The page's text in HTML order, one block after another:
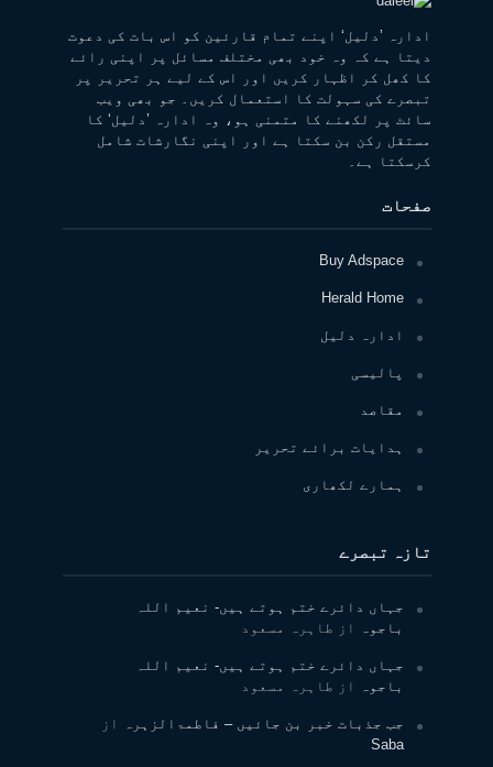
ادارہ ’دلیل‘ اپنے تمام قارئین کو اس بات کی دعوت
دیتا ہے کہ وہ خود بھی مختلف مسائل پر اپنی رائے
کا کھل کر اظہار کریں اور اس کے لیے ہر تحریر پر
تبصرے کی سہولت کا استعمال کریں۔ جو بھی ویب
سائٹ پر لکھنے کا متمنی ہو، وہ ادارہ ’دلیل‘ کا
مستقل رکن بن سکتا ہے اور اپنی نگارشات شامل
کرسکتا ہے۔
صفحات
Buy Adspace
Herald Home
ادارہ دلیل
پالیسی
مقاصد
ہدایات برائے تحریر
ہمارے لکھاری
تازہ تبصرے
جہاں دائرے ختم ہوتے ہیں- نعیم اللہ
باجوہ
از طاہرہ مسعود
جہاں دائرے ختم ہوتے ہیں- نعیم اللہ
باجوہ
از طاہرہ مسعود
جب جذبات خبر بن جائیں – فاطمۃالزہرہ
از
Saba